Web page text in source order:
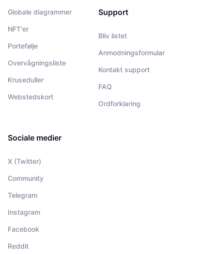
Globale diagrammer
NFT'er
Portefølje
Overvågningsliste
Kruseduller
Webstedskort
Support
Bliv listet
Anmodningsformular
Kontakt support
FAQ
Ordforklaring
Sociale medier
X (Twitter)
Community
Telegram
Instagram
Facebook
Reddit